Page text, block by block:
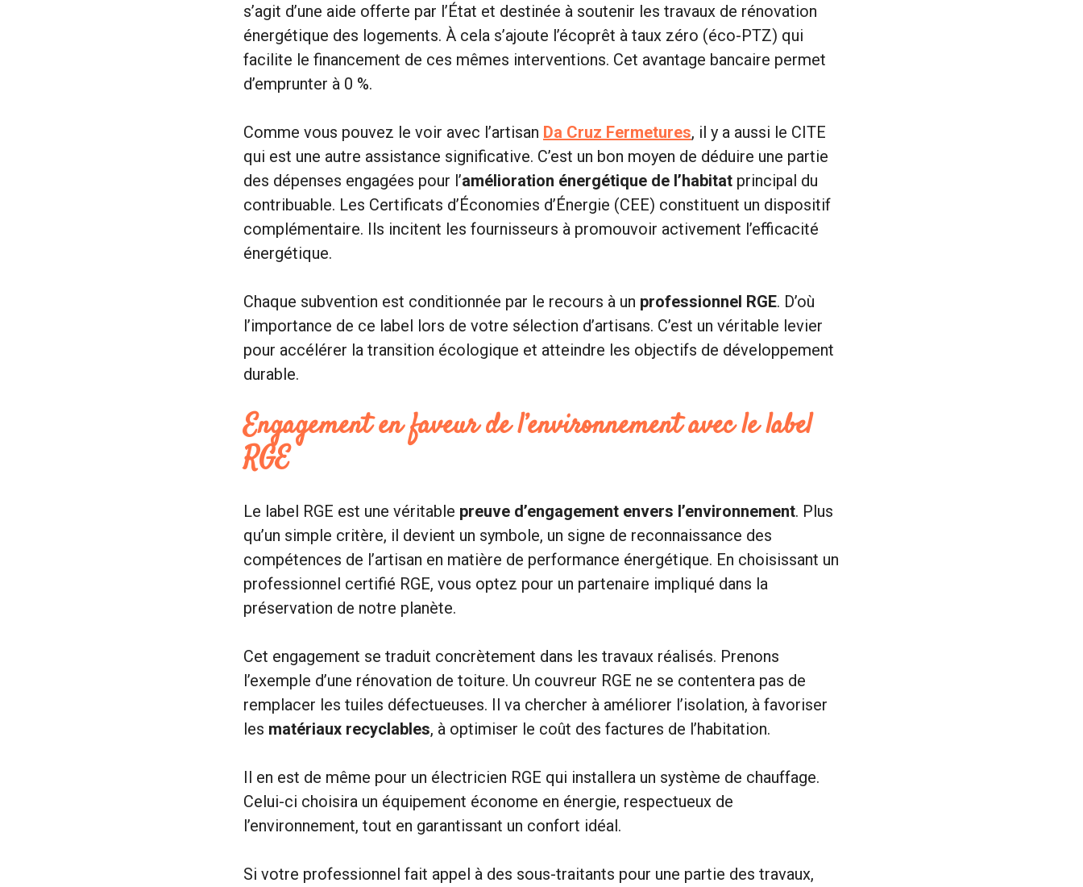
s’agit d’une aide offerte par l’État et destinée à soutenir les travaux de rénovation
énergétique des logements. À cela s’ajoute l’écoprêt à taux zéro (éco-PTZ) qui
facilite le financement de ces mêmes interventions. Cet avantage bancaire permet
d’emprunter à 0 %.
Comme vous pouvez le voir avec l’artisan Da Cruz Fermetures, il y a aussi le CITE
qui est une autre assistance significative. C’est un bon moyen de déduire une partie
des dépenses engagées pour l’amélioration énergétique de l’habitat principal du
contribuable. Les Certificats d’Économies d’Énergie (CEE) constituent un dispositif
complémentaire. Ils incitent les fournisseurs à promouvoir activement l’efficacité
énergétique.
Chaque subvention est conditionnée par le recours à un professionnel RGE. D’où
l’importance de ce label lors de votre sélection d’artisans. C’est un véritable levier
pour accélérer la transition écologique et atteindre les objectifs de développement
durable.
Engagement en faveur de l’environnement avec le label
RGE
Le label RGE est une véritable preuve d’engagement envers l’environnement. Plus
qu’un simple critère, il devient un symbole, un signe de reconnaissance des
compétences de l’artisan en matière de performance énergétique. En choisissant un
professionnel certifié RGE, vous optez pour un partenaire impliqué dans la
préservation de notre planète.
Cet engagement se traduit concrètement dans les travaux réalisés. Prenons
l’exemple d’une rénovation de toiture. Un couvreur RGE ne se contentera pas de
remplacer les tuiles défectueuses. Il va chercher à améliorer l’isolation, à favoriser
les matériaux recyclables, à optimiser le coût des factures de l’habitation.
Il en est de même pour un électricien RGE qui installera un système de chauffage.
Celui-ci choisira un équipement économe en énergie, respectueux de
l’environnement, tout en garantissant un confort idéal.
Si votre professionnel fait appel à des sous-traitants pour une partie des travaux,